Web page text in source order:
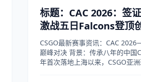
标题：CAC 2026：签
激战五日Falcons登顶
CSGO最新赛事资讯：CAC
巅峰对决 背景：传承八年的中国
年首次落地上海以来，CSGO亚